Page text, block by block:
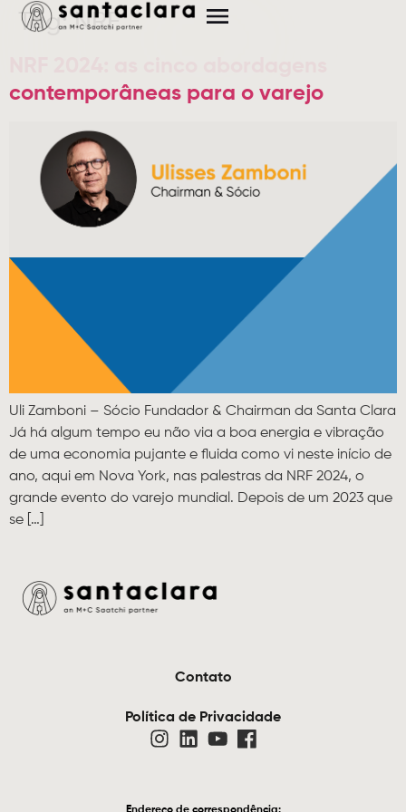
Tag:NRF
contemporâneas para o varejo
Uli Zamboni – Sócio Fundador & Chairman da Santa Clara
Já há algum tempo eu não via a boa energia e vibração
de uma economia pujante e fluida como vi neste início de
ano, aqui em Nova York, nas palestras da NRF 2024, o
grande evento do varejo mundial. Depois de um 2023 que
se […]
Contato
Política de Privacidade